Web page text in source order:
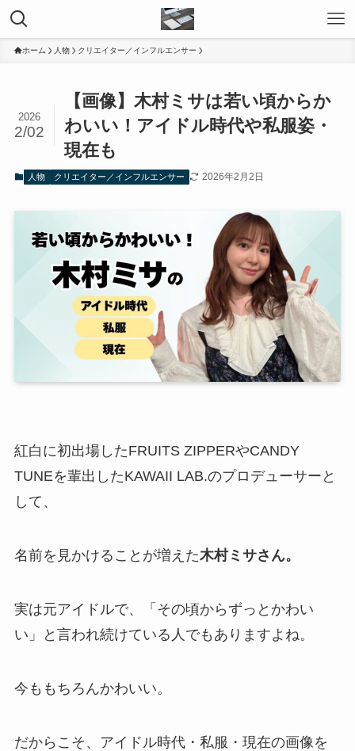
ホーム 人物 クリエイター／インフルエンサー
【画像】木村ミサは若い頃からか
わいい！アイドル時代や私服姿・
現在も
2026
2/02
人物 クリエイター／インフルエンサー 2026年2月2日
紅白に初出場したFRUITS ZIPPERやCANDY
TUNEを輩出したKAWAII LAB.のプロデューサーと
して、
名前を見かけることが増えた木村ミサさん。
実は元アイドルで、「その頃からずっとかわい
い」と言われ続けている人でもありますよね。
今ももちろんかわいい。
だからこそ、アイドル時代・私服・現在の画像を